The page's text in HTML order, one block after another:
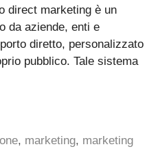
direct marketing è un
da aziende, enti e
diretto, personalizzato
pubblico. Tale sistema
, marketing, marketing